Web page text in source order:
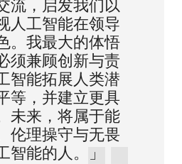
人工智能在领导
。我最大的体悟
须兼顾创新与责
智能拓展人类潜
等，并建立更具
未来，将属于能
伦理操守与无畏
智能的人。」